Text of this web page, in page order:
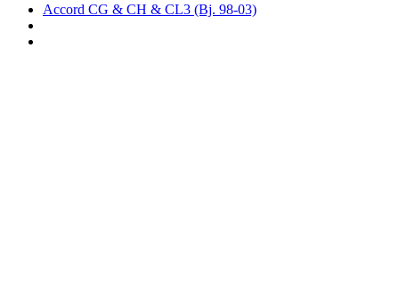
Accord CG & CH & CL3 (Bj. 98-03)